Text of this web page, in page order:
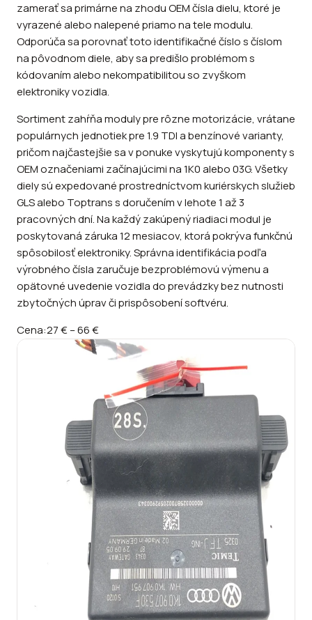
zamerať sa primárne na zhodu OEM čísla dielu, ktoré je
vyrazené alebo nalepené priamo na tele modulu.
Odporúča sa porovnať toto identifikačné číslo s číslom
na pôvodnom diele, aby sa predišlo problémom s
kódovaním alebo nekompatibilitou so zvyškom
elektroniky vozidla.
Sortiment zahŕňa moduly pre rôzne motorizácie, vrátane
populárnych jednotiek pre 1.9 TDI a benzínové varianty,
pričom najčastejšie sa v ponuke vyskytujú komponenty s
OEM označeniami začínajúcimi na 1K0 alebo 03G. Všetky
diely sú expedované prostredníctvom kuriérskych služieb
GLS alebo Toptrans s doručením v lehote 1 až 3
pracovných dní. Na každý zakúpený riadiaci modul je
poskytovaná záruka 12 mesiacov, ktorá pokrýva funkčnú
spôsobilosť elektroniky. Správna identifikácia podľa
výrobného čísla zaručuje bezproblémovú výmenu a
opätovné uvedenie vozidla do prevádzky bez nutnosti
zbytočných úprav či prispôsobení softvéru.
Cena:27 €–66 €